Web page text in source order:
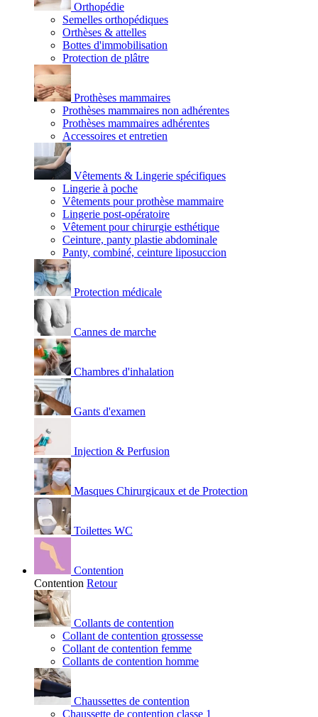
Orthopédie
Semelles orthopédiques
Orthèses & attelles
Bottes d'immobilisation
Protection de plâtre
Prothèses mammaires
Prothèses mammaires non adhérentes
Prothèses mammaires adhérentes
Accessoires et entretien
Vêtements & Lingerie spécifiques
Lingerie à poche
Vêtements pour prothèse mammaire
Lingerie post-opératoire
Vêtement pour chirurgie esthétique
Ceinture, panty plastie abdominale
Panty, combiné, ceinture liposuccion
Protection médicale
Cannes de marche
Chambres d'inhalation
Gants d'examen
Injection & Perfusion
Masques Chirurgicaux et de Protection
Toilettes WC
Contention
Contention Retour
Collants de contention
Collant de contention grossesse
Collant de contention femme
Collants de contention homme
Chaussettes de contention
Chaussette de contention classe 1